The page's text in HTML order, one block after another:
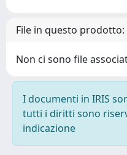
File in questo prodotto:
Non ci sono file
I documenti in IRIS
tutti i diritti sono
indicazione